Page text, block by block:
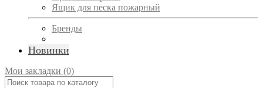
Ящик для песка пожарный
Бренды
Новинки
Мои закладки (0)